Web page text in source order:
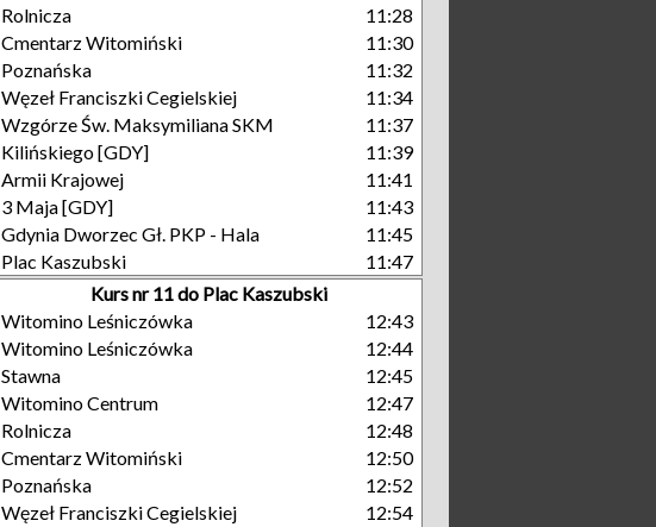
Rolnicza
11:28
Cmentarz Witomiński
11:30
Poznańska
11:32
Węzeł Franciszki Cegielskiej
11:34
Wzgórze Św. Maksymiliana SKM
11:37
Kilińskiego [GDY]
11:39
Armii Krajowej
11:41
3 Maja [GDY]
11:43
Gdynia Dworzec Gł. PKP - Hala
11:45
Plac Kaszubski
11:47
Kurs nr 11 do Plac Kaszubski
Witomino Leśniczówka
12:43
Witomino Leśniczówka
12:44
Stawna
12:45
Witomino Centrum
12:47
Rolnicza
12:48
Cmentarz Witomiński
12:50
Poznańska
12:52
Węzeł Franciszki Cegielskiej
12:54